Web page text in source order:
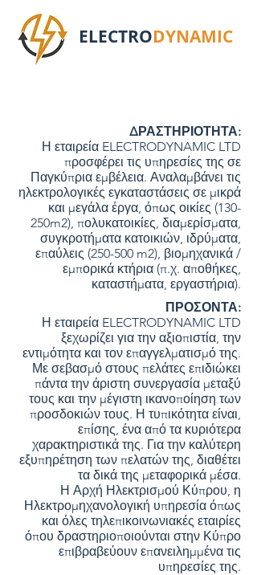
ELECTRODYNAMIC
ΔΡΑΣΤΗΡΙΟΤΗΤΑ:
Η εταιρεία ELECTRODYNAMIC LTD
προσφέρει τις υπηρεσίες της σε
Παγκύπρια εμβέλεια. Αναλαμβάνει τις
ηλεκτρολογικές εγκαταστάσεις σε μικρά
και μεγάλα έργα, όπως οικίες (130-
250m2), πολυκατοικίες, διαμερίσματα,
συγκροτήματα κατοικιών, ιδρύματα,
επαύλεις (250-500 m2), βιομηχανικά /
εμπορικά κτήρια (π.χ. αποθήκες,
καταστήματα, εργαστήρια).
ΠΡΟΣΟΝΤΑ:
Η εταιρεία ELECTRODYNAMIC LTD
ξεχωρίζει για την αξιοπιστία, την
εντιμότητα και τον επαγγελματισμό της.
Με σεβασμό στους πελάτες επιδιώκει
πάντα την άριστη συνεργασία μεταξύ
τους και την μέγιστη ικανοποίηση των
προσδοκιών τους. Η τυπικότητα είναι,
επίσης, ένα από τα κυριότερα
χαρακτηριστικά της. Για την καλύτερη
εξυπηρέτηση των πελατών της, διαθέτει
τα δικά της μεταφορικά μέσα.
Η Αρχή Ηλεκτρισμού Κύπρου, η
Ηλεκτρομηχανολογική υπηρεσία όπως
και όλες τηλεπικοινωνιακές εταιρίες
όπου δραστηριοποιούνται στην Κύπρο
επιβραβεύουν επανειλημμένα τις
υπηρεσίες της.